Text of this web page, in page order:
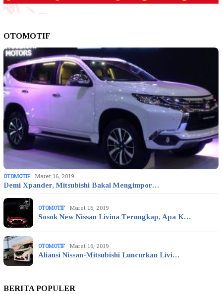
OTOMOTIF
OTOMOTIF Maret 16, 2019
Demi Xpander, Mitsubishi Bakal Mengimpor…
OTOMOTIF Maret 16, 2019
Sosok New Nissan Livina Terungkap, Apa K…
OTOMOTIF Maret 16, 2019
Aliansi Nissan-Mitsubishi Luncurkan Livi…
BERITA POPULER